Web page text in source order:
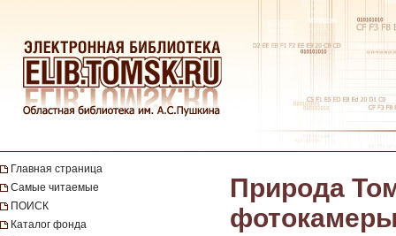
Главная страница
Самые читаемые
ПОИСК
Каталог фонда
Природа